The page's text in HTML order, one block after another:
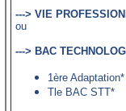
---> VIE
ou
---> BAC
1ère Adaptation*
Tle BAC STT*